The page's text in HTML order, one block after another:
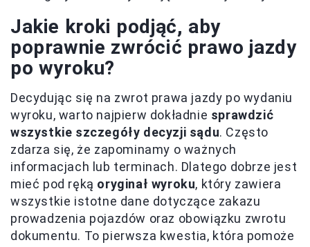
Jakie kroki podjąć, aby
poprawnie zwrócić prawo jazdy
po wyroku?
Decydując się na zwrot prawa jazdy po wydaniu
wyroku, warto najpierw dokładnie sprawdzić
wszystkie szczegóły decyzji sądu. Często
zdarza się, że zapominamy o ważnych
informacjach lub terminach. Dlatego dobrze jest
mieć pod ręką oryginał wyroku, który zawiera
wszystkie istotne dane dotyczące zakazu
prowadzenia pojazdów oraz obowiązku zwrotu
dokumentu. To pierwsza kwestia, która pomoże